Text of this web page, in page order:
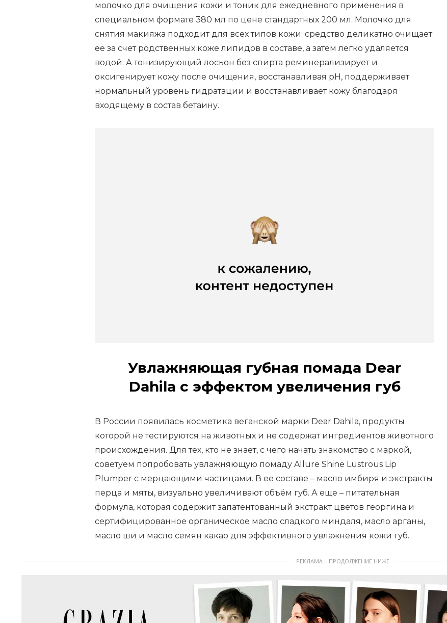
молочко для очищения кожи и тоник для ежедневного применения в
специальном формате 380 мл по цене стандартных 200 мл. Молочко для
снятия макияжа подходит для всех типов кожи: средство деликатно очищает
ее за счет родственных коже липидов в составе, а затем легко удаляется
водой. А тонизирующий лосьон без спирта реминерализирует и
оксигенирует кожу после очищения, восстанавливая pH, поддерживает
нормальный уровень гидратации и восстанавливает кожу благодаря
входящему в состав бетаину.
Увлажняющая губная помада Dear
Dahila с эффектом увеличения губ
В России появилась косметика веганской марки Dear Dahila, продукты
которой не тестируются на животных и не содержат ингредиентов животного
происхождения. Для тех, кто не знает, с чего начать знакомство с маркой,
советуем попробовать увлажняющую помаду Allure Shine Lustrous Lip
Plumper с мерцающими частицами. В ее составе – масло имбиря и экстракты
перца и мяты, визуально увеличивают объём губ. А еще – питательная
формула, которая содержит запатентованный экстракт цветов георгина и
сертифицированное органическое масло сладкого миндаля, масло арганы,
масло ши и масло семян какао для эффективного увлажнения кожи губ.
РЕКЛАМА – ПРОДОЛЖЕНИЕ НИЖЕ